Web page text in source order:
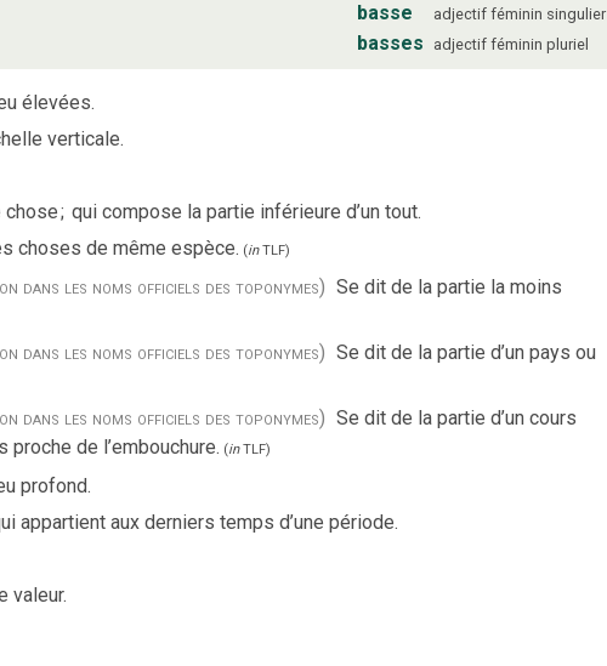
basse adjectif féminin singulier
basses adjectif féminin pluriel
élevées.
verticale.
chose; qui compose la partie inférieure d’un tout.
choses de même espèce. (inTLF)
dans les noms officiels des toponymes) Se dit de la partie la moins
dans les noms officiels des toponymes) Se dit de la partie d’un pays ou
dans les noms officiels des toponymes) Se dit de la partie d’un cours
proche de l’embouchure. (inTLF)
profond.
appartient aux derniers temps d’une période.
valeur.